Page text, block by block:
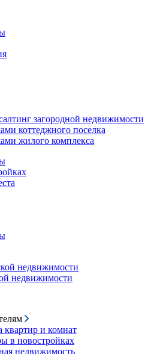
загородной недвижимости
коттеджного поселка
жилого комплекса
недвижимости
недвижимости
квартир и комнат
в новостройках
недвижимость